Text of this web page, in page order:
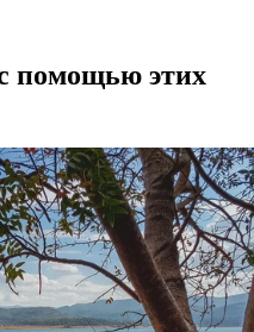
помощью этих